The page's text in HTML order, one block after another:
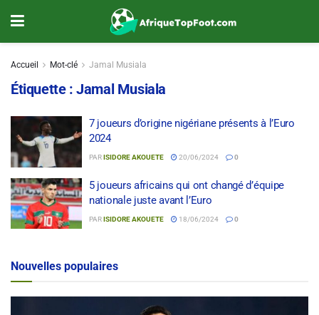
Accueil Mot-clé Jamal Musiala
Étiquette :Jamal Musiala
7 joueurs d’origine nigériane présents à l’Euro
2024
PARISIDORE AKOUETE 20/06/2024 0
5 joueurs africains qui ont changé d’équipe
nationale juste avant l’Euro
PARISIDORE AKOUETE 18/06/2024 0
Nouvelles populaires